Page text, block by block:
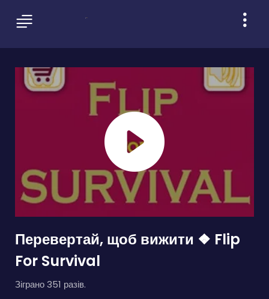
Перевертай, щоб вижити ❖ Flip
For Survival
Зіграно 351 разів.